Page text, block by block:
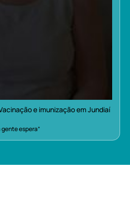
e imunização em Jundiaí
gente espera”